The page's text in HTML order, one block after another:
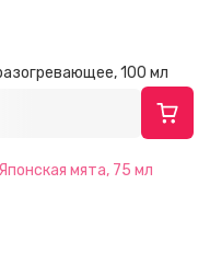
100 мл